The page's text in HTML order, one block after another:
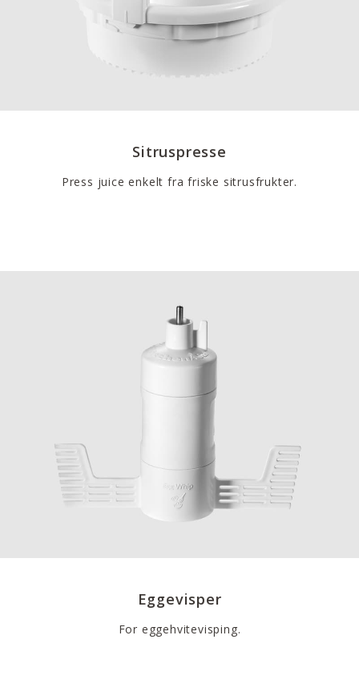
Sitruspresse
Press juice enkelt fra friske sitrusfrukter.
Eggevisper
For eggehvitevisping.